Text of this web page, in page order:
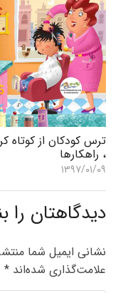
ترس کودکان از کوتاه
، راهکارها
۱۳۹۷/۰۱/۰۹
دیدگاهتان را
نشانی ایمیل شما
علامت‌گذاری شده‌اند *